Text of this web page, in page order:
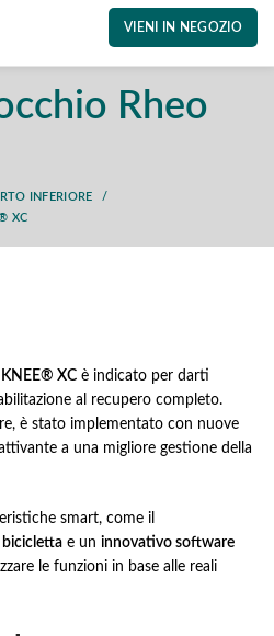
VIENI IN NEGOZIO
Rheo
INFERIORE
XC
XC è indicato per darti
al recupero completo.
è stato implementato con nuove
a una migliore gestione della
smart, come il
bicicletta e un innovativo software
le funzioni in base alle reali